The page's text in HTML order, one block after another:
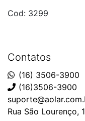
Cod: 3299
Contatos
(16) 3506-3900
(16)3506-3900
Rua São Lourenço,